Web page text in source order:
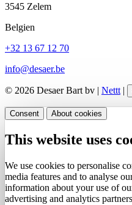
3545 Zelem
Belgien
+32 13 67 12 70
info@desaer.be
© 2026 Desaer Bart bv | Nettt |
Consent About cookies
This website uses
We use cookies to personalise
media features and to analyse
information about your use of
advertising and analytics